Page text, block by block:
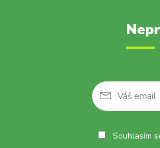
Souhlasím